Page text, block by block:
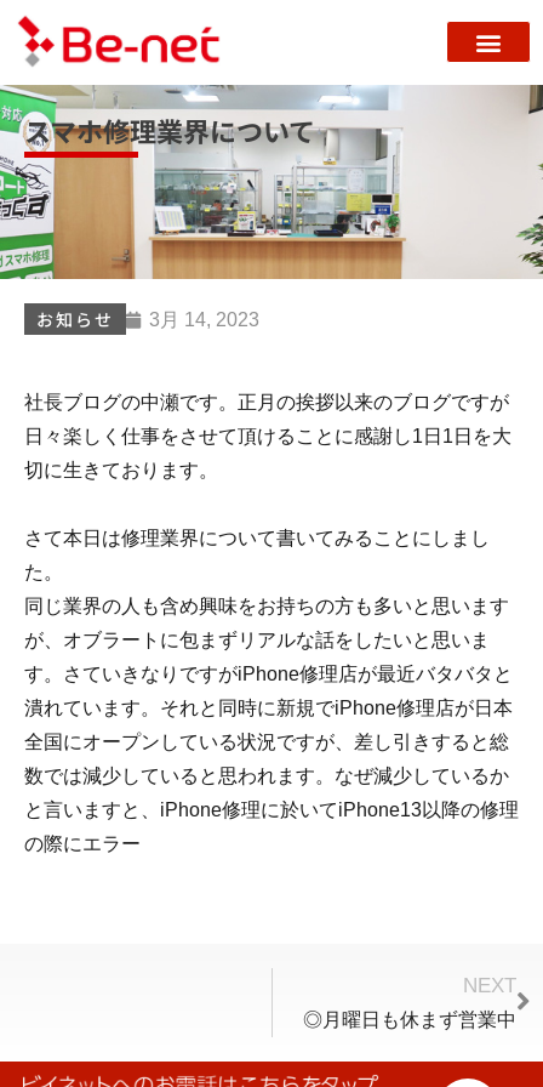
スマホ修理業界について
お知らせ 3月 14, 2023
社長ブログの中瀬です。正月の挨拶以来のブログですが
日々楽しく仕事をさせて頂けることに感謝し1日1日を大
切に生きております。
さて本日は修理業界について書いてみることにしまし
た。
同じ業界の人も含め興味をお持ちの方も多いと思います
が、オブラートに包まずリアルな話をしたいと思いま
す。さていきなりですがiPhone修理店が最近バタバタと
潰れています。それと同時に新規でiPhone修理店が日本
全国にオープンしている状況ですが、差し引きすると総
数では減少していると思われます。なぜ減少しているか
と言いますと、iPhone修理に於いてiPhone13以降の修理
の際にエラー
NEXT
◎月曜日も休まず営業中